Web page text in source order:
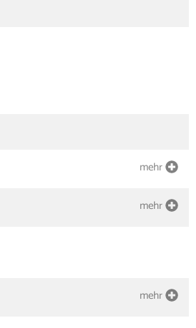
mehr
mehr
mehr